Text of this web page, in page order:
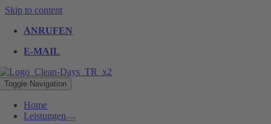
Skip to content
ANRUFEN
E-MAIL
Toggle Navigation
Home
Leistungen